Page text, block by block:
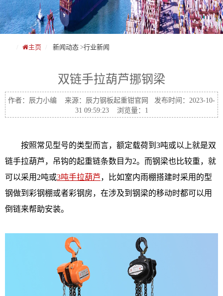
主页 新闻动态 >行业新闻
双链手拉葫芦挪钢梁
作者：辰力小编 来源：辰力钢板起重钳官网 发布时间：2023-10-
31 09:59:23 浏览量：1
按照常见型号的类型而言，额定载荷到3吨或以上就是双
链手拉葫芦，吊钩的起重链条数目为2。而钢梁也比较重，就
可以采用2吨或3吨手拉葫芦，比如室内雨棚搭建时采用的型
钢做到彩钢棚或者彩钢房，在涉及到钢梁的移动时都可以用
倒链来帮助安装。